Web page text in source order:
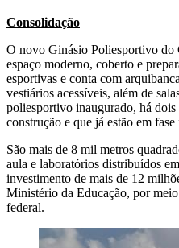
Consolidação
O novo Ginásio Poliesportivo do
espaço moderno, coberto e
esportivas e conta com
vestiários acessíveis, além de
poliesportivo inaugurado, há
construção e que já estão em
São mais de 8 mil metros
aula e laboratórios distribuídos
investimento de mais de 12
Ministério da Educação, por
federal.